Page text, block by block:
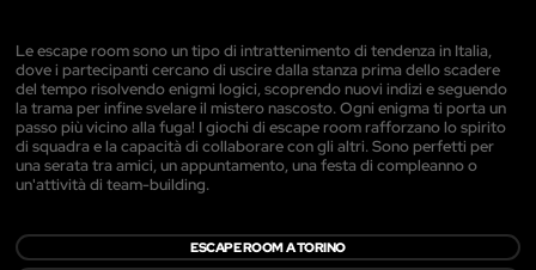
Le escape room sono un tipo di intrattenimento di tendenza in Italia,
dove i partecipanti cercano di uscire dalla stanza prima dello scadere
del tempo risolvendo enigmi logici, scoprendo nuovi indizi e seguendo
la trama per infine svelare il mistero nascosto. Ogni enigma ti porta un
passo più vicino alla fuga! I giochi di escape room rafforzano lo spirito
di squadra e la capacità di collaborare con gli altri. Sono perfetti per
una serata tra amici, un appuntamento, una festa di compleanno o
un'attività di team-building.
ESCAPE ROOM A TORINO